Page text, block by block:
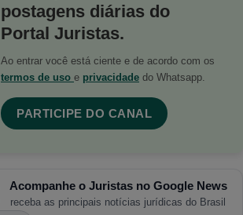
postagens diárias do
Portal Juristas.
Ao entrar você está ciente e de acordo com os
termos de uso e privacidade do Whatsapp.
PARTICIPE DO CANAL
Acompanhe o Juristas no Google News
receba as principais notícias jurídicas do Brasil